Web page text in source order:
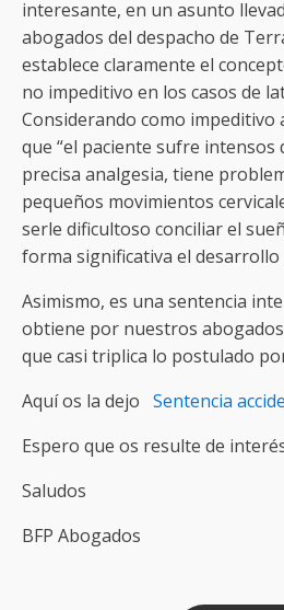
interesante, en un asunto
abogados del despacho de
establece claramente el
no impeditivo en los casos de
Considerando como impeditivo
que “el paciente sufre intensos
precisa analgesia, tiene
pequeños movimientos
serle dificultoso conciliar el
forma significativa el desarrollo
Asimismo, es una sentencia
obtiene por nuestros
que casi triplica lo postulado
Aquí os la dejo Sentencia
Espero que os resulte de
Saludos
BFP Abogados